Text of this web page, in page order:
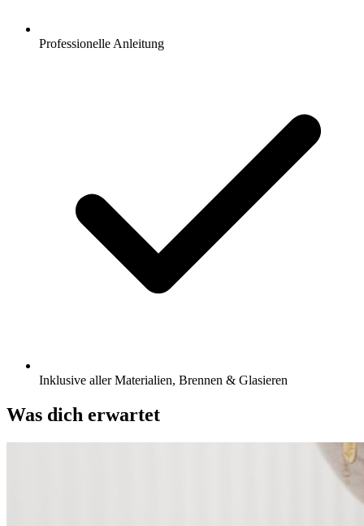
Professionelle Anleitung
Inklusive aller Materialien, Brennen & Glasieren
Was dich erwartet